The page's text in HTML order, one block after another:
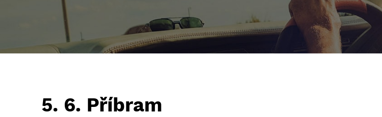
5. 6. Příbram